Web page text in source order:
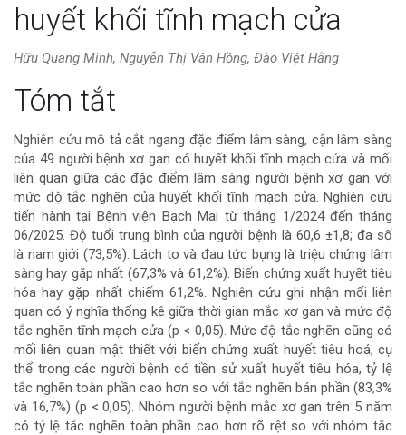
huyết khối tĩnh mạch cửa
Hữu Quang Minh, Nguyễn Thị Vân Hồng, Đào Việt Hằng
Nội
dung
chính
của
bài
viết
Tóm tắt
Nghiên cứu mô tả cắt ngang đặc điểm lâm sàng, cận lâm sàng
của 49 người bệnh xơ gan có huyết khối tĩnh mạch cửa và mối
liên quan giữa các đặc điểm lâm sàng người bệnh xơ gan với
mức độ tắc nghẽn của huyết khối tĩnh mạch cửa. Nghiên cứu
tiến hành tại Bệnh viện Bạch Mai từ tháng 1/2024 đến tháng
06/2025. Độ tuổi trung bình của người bệnh là 60,6 ±1,8; đa số
là nam giới (73,5%). Lách to và đau tức bụng là triệu chứng lâm
sàng hay gặp nhất (67,3% và 61,2%). Biến chứng xuất huyết tiêu
hóa hay gặp nhất chiếm 61,2%. Nghiên cứu ghi nhận mối liên
quan có ý nghĩa thống kê giữa thời gian mắc xơ gan và mức độ
tắc nghẽn tĩnh mạch cửa (p < 0,05). Mức độ tắc nghẽn cũng có
mối liên quan mật thiết với biến chứng xuất huyết tiêu hoá, cụ
thể trong các người bệnh có tiền sử xuất huyết tiêu hóa, tỷ lệ
tắc nghẽn toàn phần cao hơn so với tắc nghẽn bán phần (83,3%
và 16,7%) (p < 0,05). Nhóm người bệnh mắc xơ gan trên 5 năm
có tỷ lệ tắc nghẽn toàn phần cao hơn rõ rệt so với nhóm tắc